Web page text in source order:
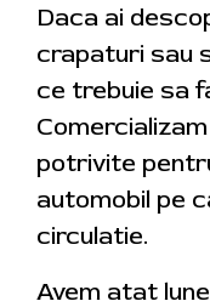
Daca ai
crapaturi sau
ce trebuie sa
potrivite
automobil pe
circulatie.
Avem atat